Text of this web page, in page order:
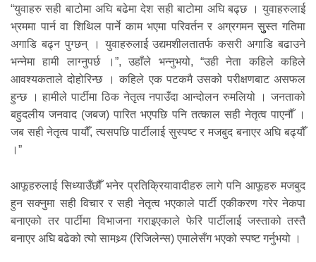
“युवाहरु सही बाटोमा अघि बढेमा देश सही बाटोमा अघि बढ्छ । युवाहरुलाई
भ्रममा पार्न वा शिथिल पार्ने काम भएमा परिवर्तन र अग्रगमन सुुस्त गतिमा
अगाडि बढ्न पुग्छन् । युवाहरुलाई उद्यमशीलतातर्फ कसरी अगाडि बढाउने
भन्नेमा हामी लाग्नुपर्छ ।”, उहाँले भन्नुभयो, “उही नेता कहिले कहिले
आवश्यकताले दोहोरिन्छ । कहिले एक पटकमै उसको परीक्षणबाट असफल
हुन्छ । हामीले पार्टीमा ठिक नेतृत्व नपाउँदा आन्दोलन रुमलियो । जनताको
बहुदलीय जनवाद (जबज) पारित भएपछि पनि तत्काल सही नेतृत्व पाएनौँ ।
जब सही नेतृत्व पायौँ, त्यसपछि पार्टीलाई सुस्पष्ट र मजबुद बनाएर अघि बढ्यौँ
।”
आफूहरुलाई सिध्याउँछौँ भनेर प्रतिक्रियावादीहरु लागे पनि आफूहरु मजबुद
हुन सक्नुमा सही विचार र सही नेतृत्व भएकाले पार्टी एकीकरण गरेर नेकपा
बनाएको तर पार्टीमा विभाजना गराइएकाले फेरि पार्टीलाई जस्ताको तस्तै
बनाएर अघि बढेको त्यो सामथ्र्य (रिजिलेन्स) एमालेसँग भएको स्पष्ट गर्नुभयो ।